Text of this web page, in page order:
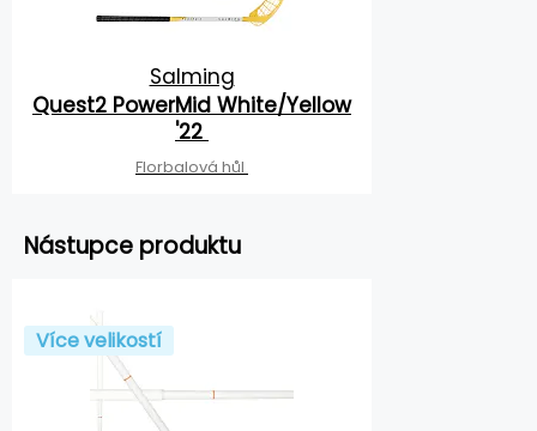
Salming
Quest2 PowerMid White/Yellow
'22
Florbalová hůl
Nástupce produktu
Více velikostí